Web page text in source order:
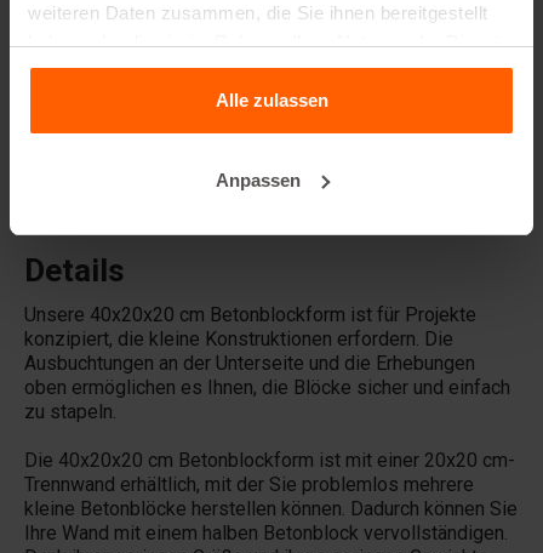
weiteren Daten zusammen, die Sie ihnen bereitgestellt
haben oder die sie im Rahmen Ihrer Nutzung der Dienste
gesammelt haben.
Alle zulassen
Anpassen
Aus welchem Material sind die Gussformen
hergestellt?
Vermietet Betonblock® auch Gussformen?
Details
Unsere 40x20x20 cm Betonblockform ist für Projekte
konzipiert, die kleine Konstruktionen erfordern. Die
Ausbuchtungen an der Unterseite und die Erhebungen
oben ermöglichen es Ihnen, die Blöcke sicher und einfach
zu stapeln.
Die 40x20x20 cm Betonblockform ist mit einer 20x20 cm-
Trennwand erhältlich, mit der Sie problemlos mehrere
kleine Betonblöcke herstellen können. Dadurch können Sie
Ihre Wand mit einem halben Betonblock vervollständigen.